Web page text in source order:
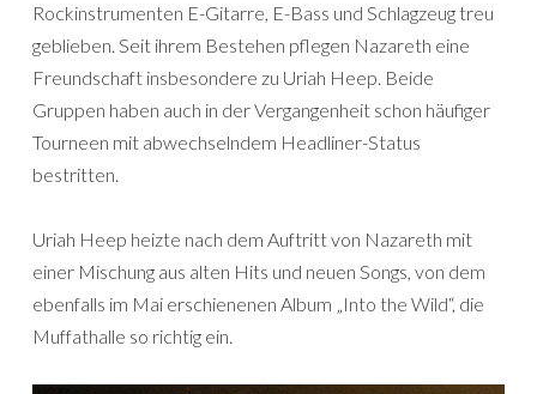
Rockinstrumenten E-Gitarre, E-Bass und Schlagzeug treu
geblieben. Seit ihrem Bestehen pflegen Nazareth eine
Freundschaft insbesondere zu Uriah Heep. Beide
Gruppen haben auch in der Vergangenheit schon häufiger
Tourneen mit abwechselndem Headliner-Status
bestritten.
Uriah Heep heizte nach dem Auftritt von Nazareth mit
einer Mischung aus alten Hits und neuen Songs, von dem
ebenfalls im Mai erschienenen Album „Into the Wild“, die
Muffathalle so richtig ein.